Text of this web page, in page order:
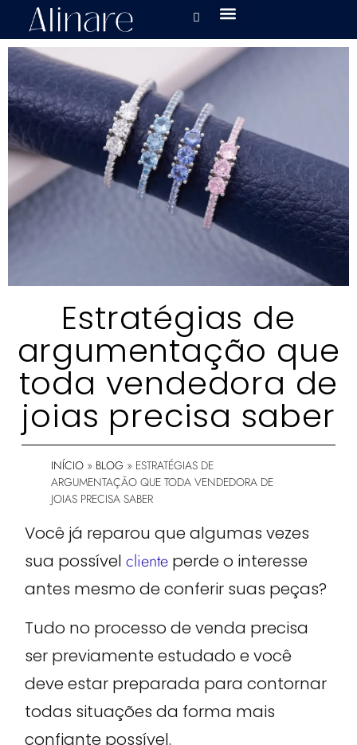
Estratégias de
argumentação que
toda vendedora de
joias precisa saber
INÍCIO » BLOG » ESTRATÉGIAS DE
ARGUMENTAÇÃO QUE TODA VENDEDORA DE
JOIAS PRECISA SABER
Você já reparou que algumas vezes
sua possívelcliente perde o interesse
antes mesmo de conferir suas peças?
Tudo no processo de venda precisa
ser previamente estudado e você
deve estar preparada para contornar
todas situações da forma mais
confiante possível.